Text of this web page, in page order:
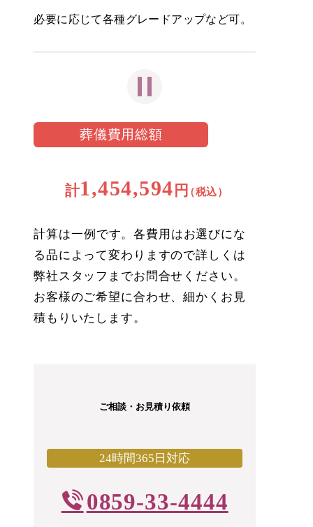
必要に応じて各種グレードアップなど可。
葬儀費用総額
計1,454,594 円（税込）
計算は一例です。各費用はお選びにな
る品によって変わりますので詳しくは
弊社スタッフまでお問合せください。
お客様のご希望に合わせ、細かくお見
積もりいたします。
ご相談・お見積り依頼
24時間365日対応
0859-33-4444